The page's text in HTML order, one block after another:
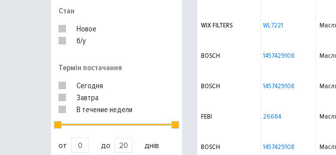
Стан
Новое
б/у
Термін постачання
Сегодня
Завтра
В течение недели
от до днів
WIX FILTERS WL7221
BOSCH 1457429108
BOSCH 1457429108
FEBI 26684
BOSCH 1457429108